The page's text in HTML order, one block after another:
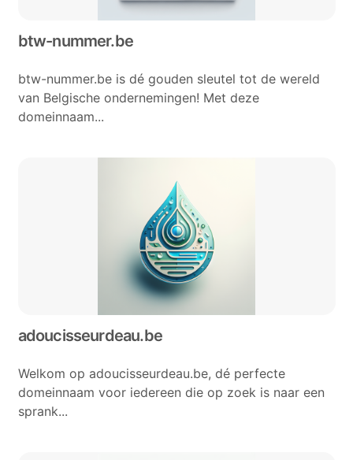
btw-nummer.be
btw-nummer.be is dé gouden sleutel tot de wereld
van Belgische ondernemingen! Met deze
domeinnaam...
adoucisseurdeau.be
Welkom op adoucisseurdeau.be, dé perfecte
domeinnaam voor iedereen die op zoek is naar een
sprank...